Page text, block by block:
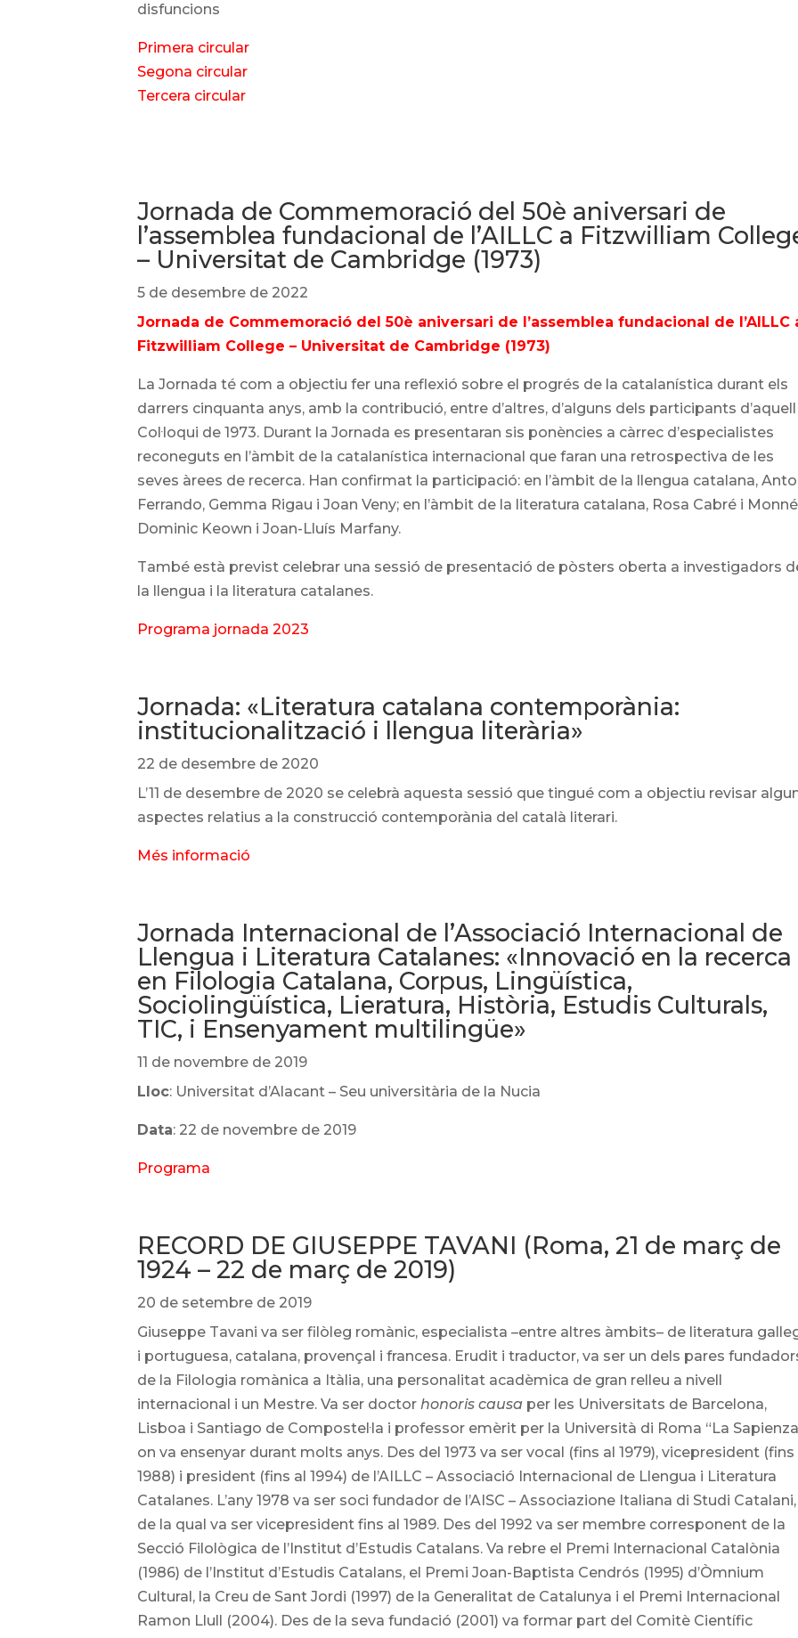
disfuncions
Primera circular
Segona circular
Tercera circular
Jornada de Commemoració del 50è aniversari de
l’assemblea fundacional de l’AILLC a Fitzwilliam
– Universitat de Cambridge (1973)
5 de desembre de 2022
Jornada de Commemoració del 50è aniversari de l’assemblea fundacional de l’AILLC
Fitzwilliam College – Universitat de Cambridge (1973)
La Jornada té com a objectiu fer una reflexió sobre el progrés de la catalanística durant els
darrers cinquanta anys, amb la contribució, entre d’altres, d’alguns dels participants d’aquell
Col·loqui de 1973. Durant la Jornada es presentaran sis ponències a càrrec d’especialistes
reconeguts en l’àmbit de la catalanística internacional que faran una retrospectiva de les
seves àrees de recerca. Han confirmat la participació: en l’àmbit de la llengua catalana,
Ferrando, Gemma Rigau i Joan Veny; en l’àmbit de la literatura catalana, Rosa Cabré i
Dominic Keown i Joan-Lluís Marfany.
També està previst celebrar una sessió de presentació de pòsters oberta a investigadors
la llengua i la literatura catalanes.
Programa jornada 2023
Jornada: «Literatura catalana contemporània:
institucionalització i llengua literària»
22 de desembre de 2020
L’11 de desembre de 2020 se celebrà aquesta sessió que tingué com a objectiu revisar
aspectes relatius a la construcció contemporània del català literari.
Més informació
Jornada Internacional de l’Associació Internacional de
Llengua i Literatura Catalanes: «Innovació en la recerca
en Filologia Catalana, Corpus, Lingüística,
Sociolingüística, Lieratura, Història, Estudis Culturals,
TIC, i Ensenyament multilingüe»
11 de novembre de 2019
Lloc: Universitat d’Alacant – Seu universitària de la Nucia
Data: 22 de novembre de 2019
Programa
RECORD DE GIUSEPPE TAVANI (Roma, 21 de març de
1924 – 22 de març de 2019)
20 de setembre de 2019
Giuseppe Tavani va ser filòleg romànic, especialista –entre altres àmbits– de literatura
i portuguesa, catalana, provençal i francesa. Erudit i traductor, va ser un dels pares
de la Filologia romànica a Itàlia, una personalitat acadèmica de gran relleu a nivell
internacional i un Mestre. Va ser doctorhonoris causa per les Universitats de Barcelona,
Lisboa i Santiago de Compostel·la i professor emèrit per la Università di Roma “La
on va ensenyar durant molts anys. Des del 1973 va ser vocal (fins al 1979), vicepresident (fins
1988) i president (fins al 1994) de l’AILLC – Associació Internacional de Llengua i Literatura
Catalanes. L’any 1978 va ser soci fundador de l’AISC – Associazione Italiana di Studi Catalani,
de la qual va ser vicepresident fins al 1989. Des del 1992 va ser membre corresponent de la
Secció Filològica de l’Institut d’Estudis Catalans. Va rebre el Premi Internacional Catalònia
(1986) de l’Institut d’Estudis Catalans, el Premi Joan-Baptista Cendrós (1995) d’Òmnium
Cultural, la Creu de Sant Jordi (1997) de la Generalitat de Catalunya i el Premi Internacional
Ramon Llull (2004). Des de la seva fundació (2001) va formar part del Comitè Científic